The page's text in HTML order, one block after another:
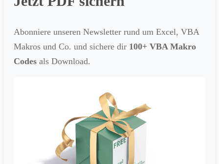
Abonniere unseren Newsletter rund um Excel, VBA
Makros und Co. und sichere dir 100+ VBA Makro
Codes als Download.